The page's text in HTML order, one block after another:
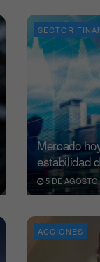
SECTOR
Mercado
estabilidad
5 DE AGOSTO
ACCIONES